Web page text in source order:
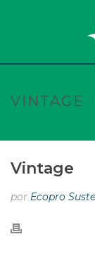
VINTAGE
Vintage
por Ecopro